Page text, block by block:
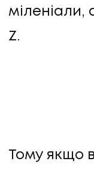
міленіали,
Z.
Тому якщо